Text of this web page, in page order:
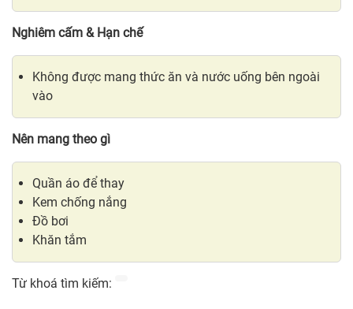
Nghiêm cấm & Hạn chế
Không được mang thức ăn và nước uống bên ngoài
vào
Nên mang theo gì
Quần áo để thay
Kem chống nắng
Đồ bơi
Khăn tắm
Từ khoá tìm kiếm: